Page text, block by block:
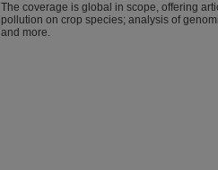
The coverage is global in scope, offering
pollution on crop species; analysis of
and more.